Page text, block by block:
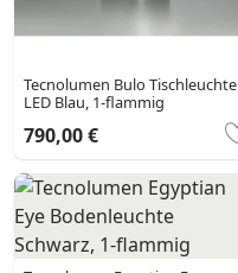
Tecnolumen Bulo Tischleuchte
LED Blau, 1-flammig
790,00 €